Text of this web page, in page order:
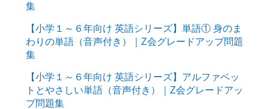
集
【小学１～６年向け 英語シリーズ】単語① 身のま
わりの単語（音声付き）｜Z会グレードアップ問題
集
【小学１～６年向け 英語シリーズ】アルファベッ
トとやさしい単語（音声付き）｜Z会グレードアッ
プ問題集